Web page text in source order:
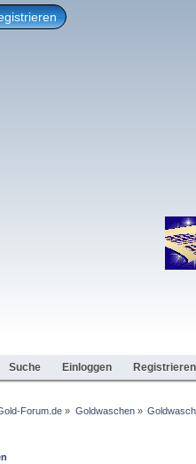
Suche Einloggen Registrieren
Forum.de » Goldwaschen»